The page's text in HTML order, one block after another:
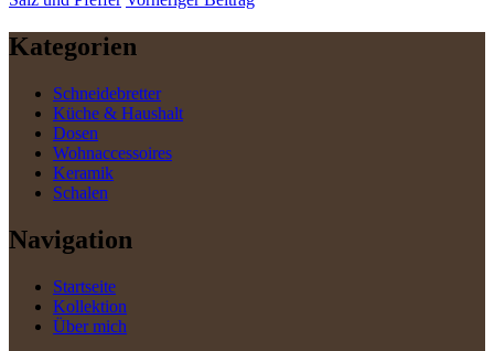
Kategorien
Schneidebretter
Küche & Haushalt
Dosen
Wohnaccessoires
Keramik
Schalen
Navigation
Startseite
Kollektion
Über mich